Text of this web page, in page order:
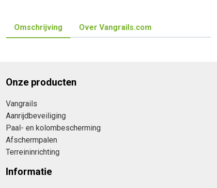
Omschrijving Over Vangrails.com
Onze producten
Vangrails
Aanrijdbeveiliging
Paal- en kolombescherming
Afschermpalen
Terreininrichting
Informatie